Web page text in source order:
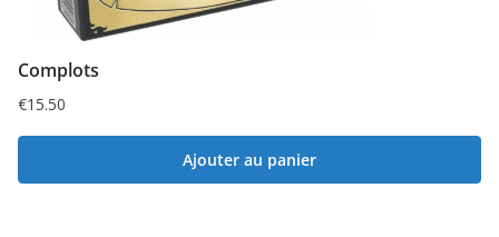
Complots
€15.50
Ajouter au panier